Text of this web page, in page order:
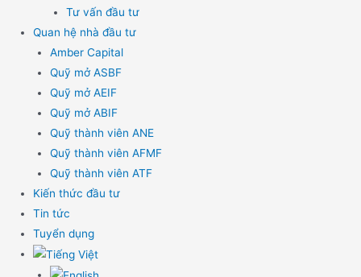
Tư vấn đầu tư
Quan hệ nhà đầu tư
Amber Capital
Quỹ mở ASBF
Quỹ mở AEIF
Quỹ mở ABIF
Quỹ thành viên ANE
Quỹ thành viên AFMF
Quỹ thành viên ATF
Kiến thức đầu tư
Tin tức
Tuyển dụng